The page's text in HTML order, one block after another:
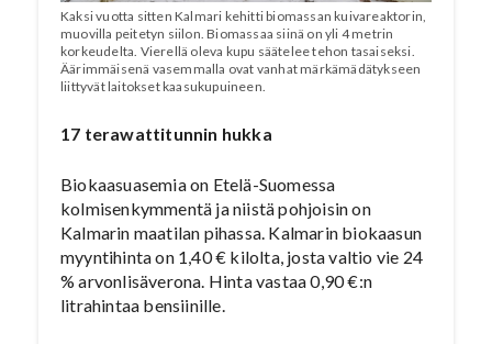
Kaksi vuotta sitten Kalmari kehitti biomassan kuivareaktorin,
muovilla peitetyn siilon. Biomassaa siinä on yli 4 metrin
korkeudelta. Vierellä oleva kupu säätelee tehon tasaiseksi.
Äärimmäisenä vasemmalla ovat vanhat märkämädätykseen
liittyvät laitokset kaasukupuineen.
17 terawattitunnin hukka
Biokaasuasemia on Etelä-Suomessa
kolmisenkymmentä ja niistä pohjoisin on
Kalmarin maatilan pihassa. Kalmarin biokaasun
myyntihinta on 1,40 € kilolta, josta valtio vie 24
% arvonlisäverona. Hinta vastaa 0,90 €:n
litrahintaa bensiinille.